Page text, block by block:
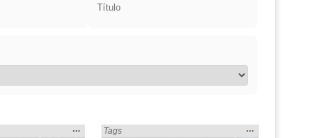
Título
en:
Mostrar
… Encontrado «Diversidad» en:
Tags
Mostrar
…